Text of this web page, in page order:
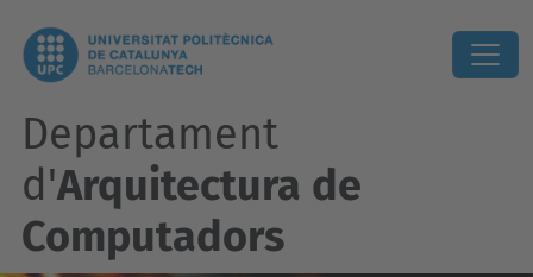
Departament
d'Arquitectura de
Computadors